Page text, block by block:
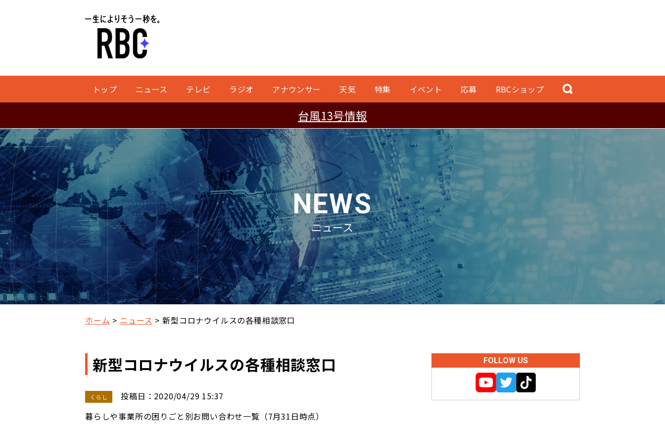
トップ ニュース テレビ ラジオ アナウンサー 天気 特集 イベント 応募 RBCショップ
台風13号情報
NEWS
ニュース
ホーム ニュース 新型コロナウイルスの各種相談窓口
新型コロナウイルスの各種相談窓口
くらし
投稿日：2020/04/29 15:37
暮らしや事業所の困りごと別お問い合わせ一覧（7月31日時点）
FOLLOW US